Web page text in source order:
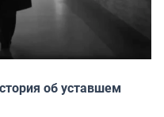
об уставшем